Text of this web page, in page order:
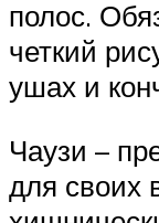
полос.
четкий
ушах и
Чаузи –
для своих